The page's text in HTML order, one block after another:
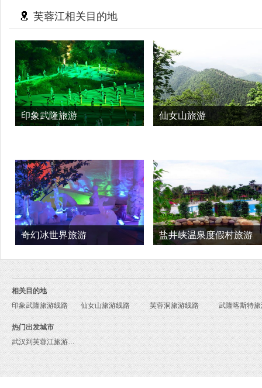
芙蓉江相关目的地
印象武隆旅游 仙女山旅游
奇幻冰世界旅游 盐井峡温泉度假村旅游
相关目的地
印象武隆旅游线路
仙女山旅游线路 芙蓉洞旅游线路
热门出发城市
武汉到芙蓉江旅游报价